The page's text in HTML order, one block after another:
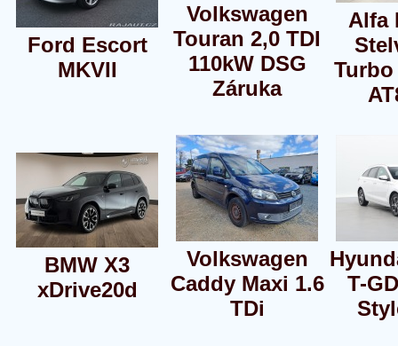
Ford Escort
MKVII
Volkswagen
Touran 2,0 TDI
110kW DSG
Záruka
Alfa
Turbo
BMW X3
xDrive20d
Volkswagen
Caddy Maxi 1.6
TDi
T-